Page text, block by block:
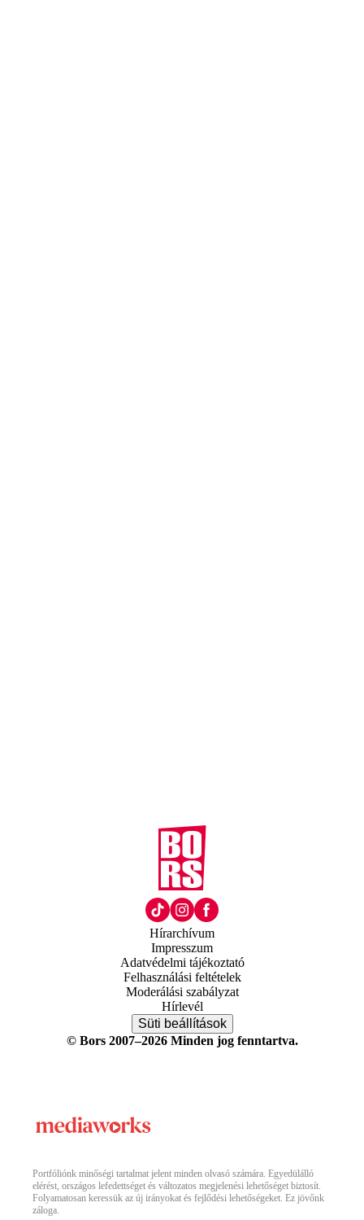
Hírarchívum
Impresszum
Adatvédelmi tájékoztató
Felhasználási feltételek
Moderálási szabályzat
Hírlevél
Süti beállítások
© Bors 2007–2026 Minden jog fenntartva.
Portfóliónk minőségi tartalmat jelent minden olvasó számára. Egyedülálló
elérést, országos lefedettséget és változatos megjelenési lehetőséget biztosít.
Folyamatosan keressük az új irányokat és fejlődési lehetőségeket. Ez jövőnk
záloga.